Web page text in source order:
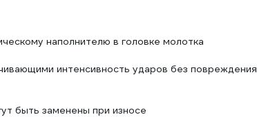
наполнителю в головке молотка
интенсивность ударов без повреждения
быть заменены при износе